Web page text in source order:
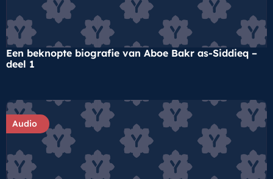
Een beknopte biografie van Aboe Bakr as-Siddieq –
deel 1
Audio